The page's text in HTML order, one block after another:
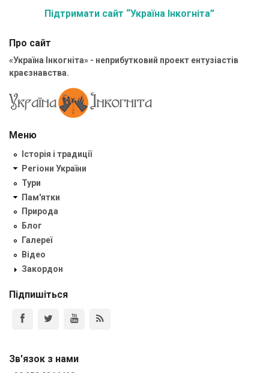
Підтримати сайт “Україна Інкогніта”
Про сайт
«Україна Інкогніта» - неприбутковий проект ентузіастів
краєзнавства.
Меню
Історія і традиції
Регіони України
Тури
Пам'ятки
Природа
Блог
Галереї
Відео
Закордон
Підпишіться
Зв'язок з нами